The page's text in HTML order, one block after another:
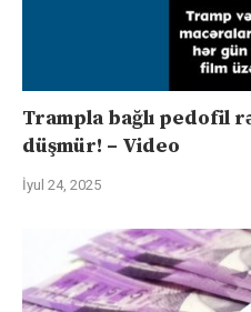
Trampla bağlı pedofil
düşmür! – Video
İyul 24, 2025